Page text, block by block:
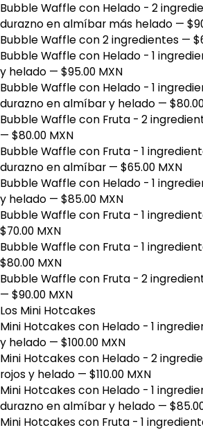
Bubble Waffle con Helado - 2
durazno en almíbar más helado —
Bubble Waffle con 2 ingredientes —
Bubble Waffle con Helado - 1
y helado — $95.00 MXN
Bubble Waffle con Helado - 1
durazno en almíbar y helado —
Bubble Waffle con Fruta - 2
— $80.00 MXN
Bubble Waffle con Fruta - 1
durazno en almíbar — $65.00 MXN
Bubble Waffle con Helado - 1
y helado — $85.00 MXN
Bubble Waffle con Fruta - 1
$70.00 MXN
Bubble Waffle con Fruta - 1
$80.00 MXN
Bubble Waffle con Fruta - 2
— $90.00 MXN
Los Mini Hotcakes
Mini Hotcakes con Helado - 1
y helado — $100.00 MXN
Mini Hotcakes con Helado - 2
rojos y helado — $110.00 MXN
Mini Hotcakes con Helado - 1
durazno en almíbar y helado —
Mini Hotcakes con Fruta - 1